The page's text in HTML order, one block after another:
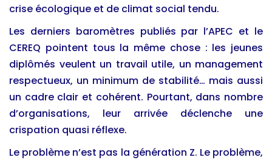
crise écologique et de climat social tendu.
Les derniers baromètres publiés par l’APEC et le
CEREQ pointent tous la même chose : les jeunes
diplômés veulent un travail utile, un management
respectueux, un minimum de stabilité… mais aussi
un cadre clair et cohérent. Pourtant, dans nombre
d’organisations, leur arrivée déclenche une
crispation quasi réflexe.
Le problème n’est pas la génération Z. Le problème,